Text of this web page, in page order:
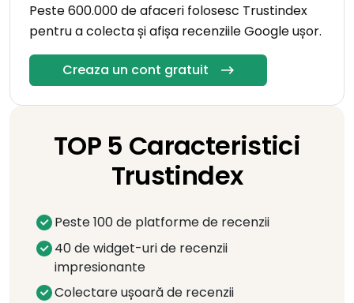
Peste 600.000 de afaceri folosesc Trustindex
pentru a colecta și afișa recenziile Google ușor.
Creaza un cont gratuit
TOP 5 Caracteristici
Trustindex
Peste 100 de platforme de recenzii
40 de widget-uri de recenzii
impresionante
Colectare ușoară de recenzii